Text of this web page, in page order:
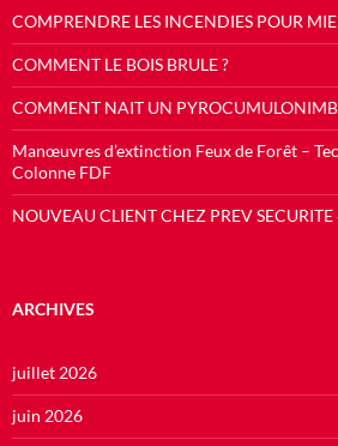
COMPRENDRE LES INCENDIES POUR
COMMENT LE BOIS BRULE ?
COMMENT NAIT UN
Manœuvres d’extinction Feux de Forêt –
Colonne FDF
NOUVEAU CLIENT CHEZ PREV
ARCHIVES
juillet 2026
juin 2026